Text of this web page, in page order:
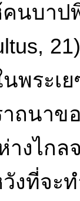
คนบา
ระเย
ถนาข
างไก
งที่จะ